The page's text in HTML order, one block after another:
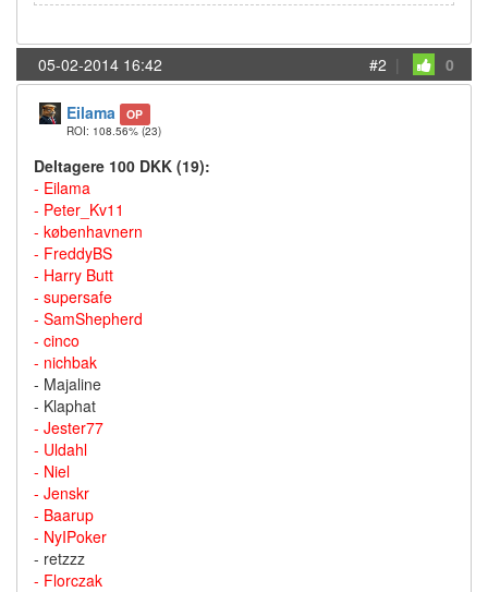
05-02-2014 16:42 #2 | 0
Eilama OP
ROI: 108.56%(23)
Deltagere 100 DKK (19):
- Eilama
- Peter_Kv11
- københavnern
- FreddyBS
- Harry Butt
- supersafe
- SamShepherd
- cinco
- nichbak
- Majaline
- Klaphat
- Jester77
- Uldahl
- Niel
- Jenskr
- Baarup
- NyIPoker
- retzzz
- Florczak